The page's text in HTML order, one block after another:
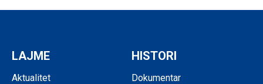
LAJME
Aktualitet
HISTORI
Dokumentar